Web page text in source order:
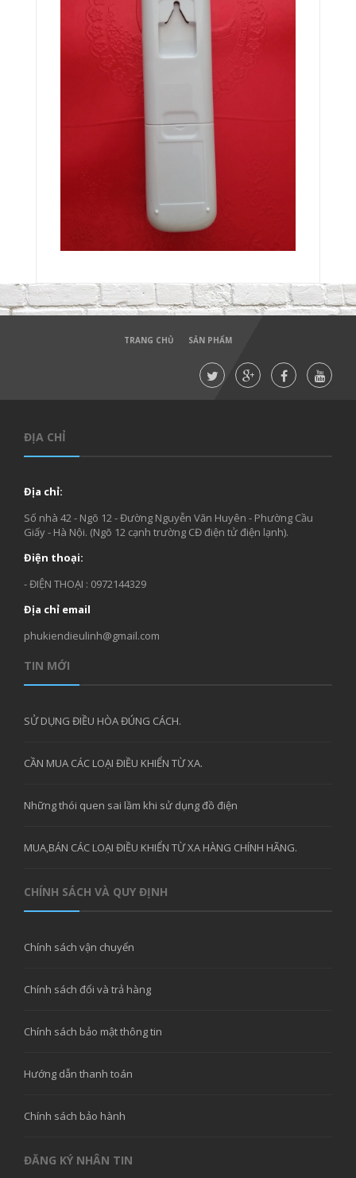
TRANG CHỦ SẢN PHẨM
ĐỊA CHỈ
Địa chỉ:
Số nhà 42 - Ngõ 12 - Đường Nguyễn Văn Huyên - Phường Cầu
Giấy - Hà Nội. (Ngõ 12 cạnh trường CĐ điện tử điện lạnh).
Điện thoại:
- ĐIỆN THOẠI : 0972144329
Địa chỉ email
phukiendieulinh@gmail.com
TIN MỚI
SỬ DỤNG ĐIỀU HÒA ĐÚNG CÁCH.
CẦN MUA CÁC LOẠI ĐIỀU KHIỂN TỪ XA.
Những thói quen sai lầm khi sử dụng đồ điện
MUA,BÁN CÁC LOẠI ĐIỀU KHIỂN TỪ XA HÀNG CHÍNH HÃNG.
CHÍNH SÁCH VÀ QUY ĐỊNH
Chính sách vận chuyển
Chính sách đổi và trả hàng
Chính sách bảo mật thông tin
Hướng dẫn thanh toán
Chính sách bảo hành
ĐĂNG KÝ NHÂN TIN